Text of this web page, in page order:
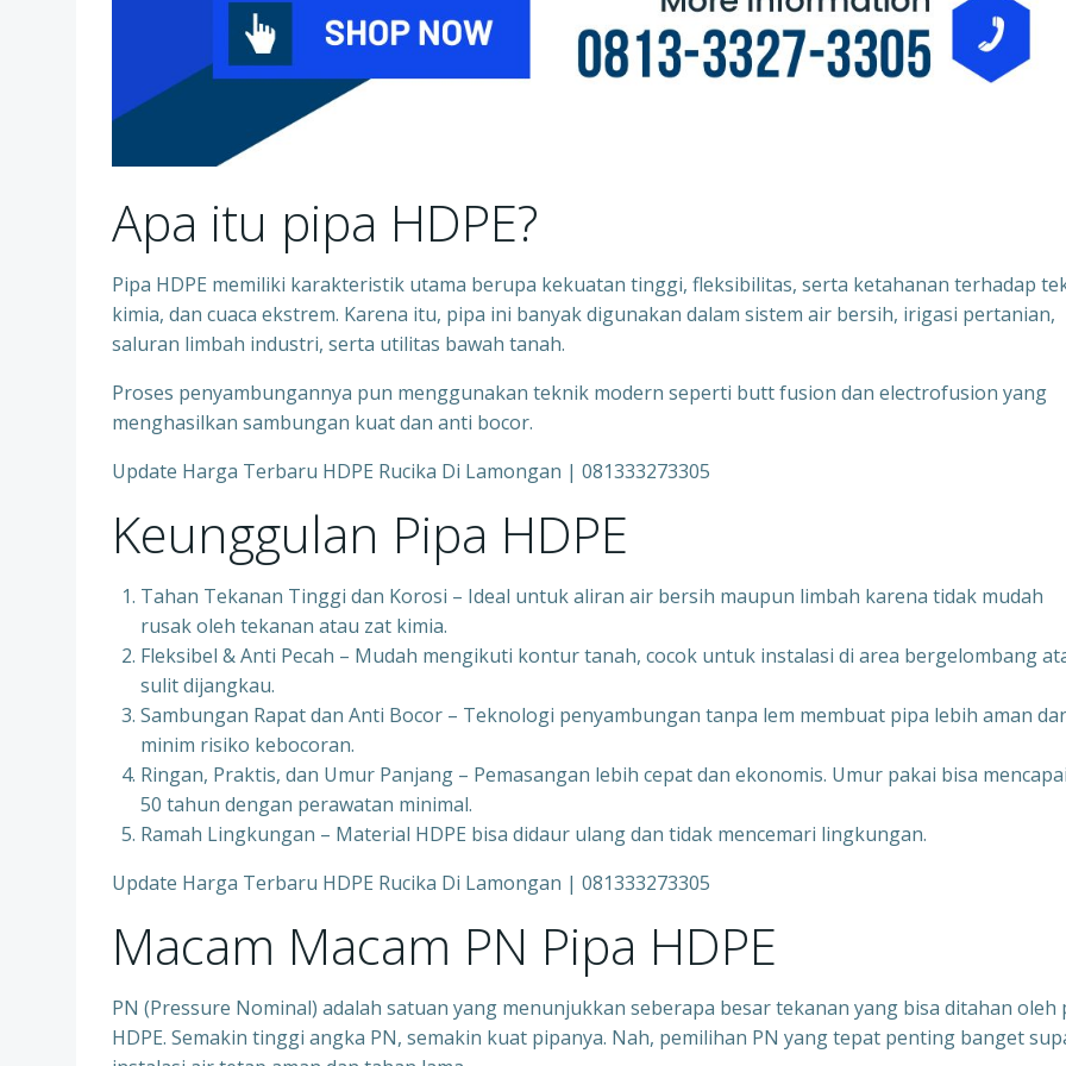
Apa itu pipa HDPE?
Pipa HDPE memiliki karakteristik utama berupa kekuatan tinggi, fleksibilitas, serta ketahanan terhadap
kimia, dan cuaca ekstrem. Karena itu, pipa ini banyak digunakan dalam sistem air bersih, irigasi pertanian,
saluran limbah industri, serta utilitas bawah tanah.
Proses penyambungannya pun menggunakan teknik modern seperti butt fusion dan electrofusion yang
menghasilkan sambungan kuat dan anti bocor.
Update Harga Terbaru HDPE Rucika Di Lamongan | 081333273305
Keunggulan Pipa HDPE
Tahan Tekanan Tinggi dan Korosi – Ideal untuk aliran air bersih maupun limbah karena tidak mudah
rusak oleh tekanan atau zat kimia.
Fleksibel & Anti Pecah – Mudah mengikuti kontur tanah, cocok untuk instalasi di area bergelombang
sulit dijangkau.
Sambungan Rapat dan Anti Bocor – Teknologi penyambungan tanpa lem membuat pipa lebih aman
minim risiko kebocoran.
Ringan, Praktis, dan Umur Panjang – Pemasangan lebih cepat dan ekonomis. Umur pakai bisa mencapai
50 tahun dengan perawatan minimal.
Ramah Lingkungan – Material HDPE bisa didaur ulang dan tidak mencemari lingkungan.
Update Harga Terbaru HDPE Rucika Di Lamongan | 081333273305
Macam Macam PN Pipa HDPE
PN (Pressure Nominal) adalah satuan yang menunjukkan seberapa besar tekanan yang bisa ditahan oleh
HDPE. Semakin tinggi angka PN, semakin kuat pipanya. Nah, pemilihan PN yang tepat penting banget